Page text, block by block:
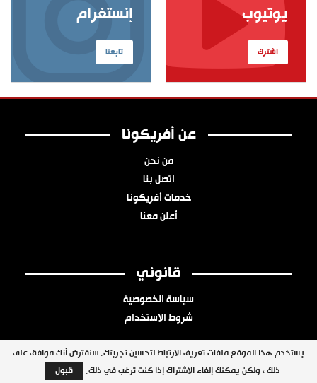
إنستغرام
تابعنا
يوتيوب
اشترك
عن أفريكونا
من نحن
اتصل بنا
خدمات أفريكونا
أعلن معنا
قانوني
سياسة الخصوصية
شروط الاستخدام
جميع الحقوق محفوظة © 2026 شبكة أفريكونا
يستخدم هذا الموقع ملفات تعريف الارتباط لتحسين تجربتك. سنفترض أنك موافق على
ذلك ، ولكن يمكنك إلغاء الاشتراك إذا كنت ترغب في ذلك.
قبول